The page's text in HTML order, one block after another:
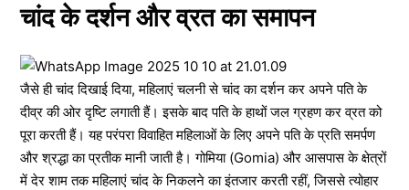
चांद के दर्शन और व्रत का समापन
जैसे ही चांद दिखाई दिया, महिलाएं चलनी से चांद का दर्शन कर अपने पति के
दीव्र की ओर दृष्टि लगाती हैं। इसके बाद पति के हाथों जल ग्रहण कर व्रत को
पूरा करती हैं। यह परंपरा विवाहित महिलाओं के लिए अपने पति के प्रति समर्पण
और श्रद्धा का प्रतीक मानी जाती है। गोमिया (Gomia) और आसपास के क्षेत्रों
में देर शाम तक महिलाएं चांद के निकलने का इंतजार करती रहीं, जिससे त्योहार